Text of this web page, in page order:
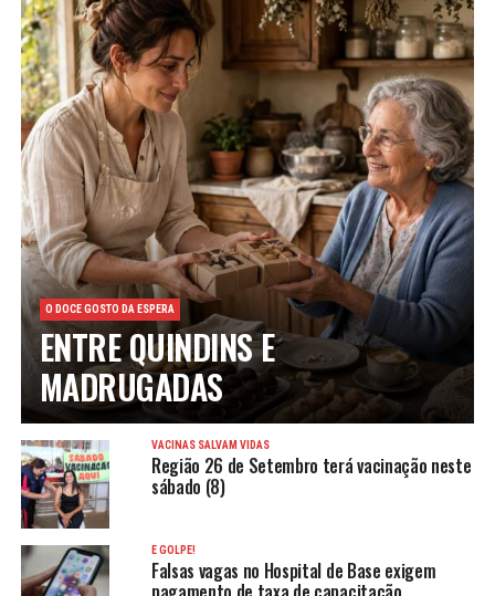
O DOCE GOSTO DA ESPERA
ENTRE QUINDINS E
MADRUGADAS
VACINAS SALVAM VIDAS
Região 26 de Setembro terá vacinação neste
sábado (8)
É GOLPE!
Falsas vagas no Hospital de Base exigem